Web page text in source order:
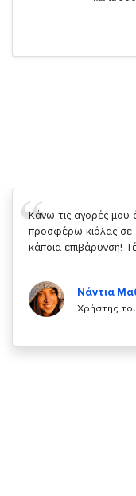
Σας ευχαριστώ που
κάτι!
Χρήστης